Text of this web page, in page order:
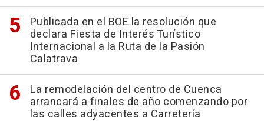
Publicada en el BOE la resolución que
declara Fiesta de Interés Turístico
Internacional a la Ruta de la Pasión
Calatrava
La remodelación del centro de Cuenca
arrancará a finales de año comenzando por
las calles adyacentes a Carretería